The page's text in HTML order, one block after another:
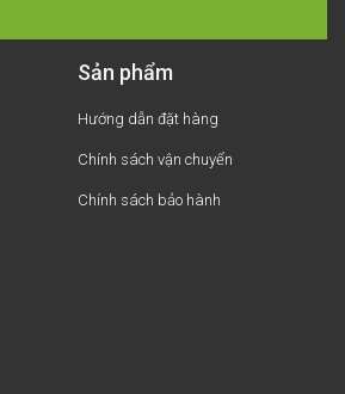
Sản phẩm
Hướng dẫn đặt hàng
Chính sách vận chuyển
Chính sách bảo hành